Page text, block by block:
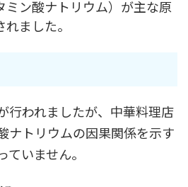
ミン酸ナトリウム）が主な原
ました。
行われましたが、中華料理店
ナトリウムの因果関係を示す
いません。